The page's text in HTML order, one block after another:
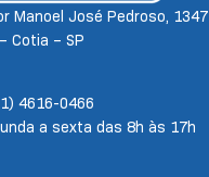
Manoel José Pedroso, 1347
Cotia – SP
4616-0466
a sexta das 8h às 17h